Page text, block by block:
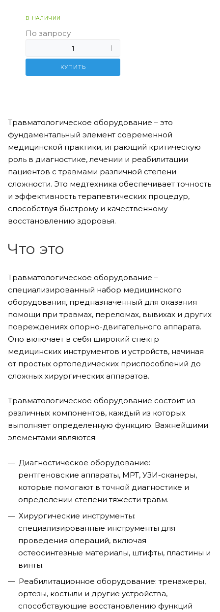
В НАЛИЧИИ
По запросу
КУПИТЬ
Травматологическое оборудование – это
фундаментальный элемент современной
медицинской практики, играющий критическую
роль в диагностике, лечении и реабилитации
пациентов с травмами различной степени
сложности. Это медтехника обеспечивает точность
и эффективность терапевтических процедур,
способствуя быстрому и качественному
восстановлению здоровья.
Что это
Травматологическое оборудование –
специализированный набор медицинского
оборудования, предназначенный для оказания
помощи при травмах, переломах, вывихах и других
повреждениях опорно-двигательного аппарата.
Оно включает в себя широкий спектр
медицинских инструментов и устройств, начиная
от простых ортопедических приспособлений до
сложных хирургических аппаратов.
Травматологическое оборудование состоит из
различных компонентов, каждый из которых
выполняет определенную функцию. Важнейшими
элементами являются:
Диагностическое оборудование:
рентгеновские аппараты, МРТ, УЗИ-сканеры,
которые помогают в точной диагностике и
определении степени тяжести травм.
Хирургические инструменты:
специализированные инструменты для
проведения операций, включая
остеосинтезные материалы, штифты, пластины и
винты.
Реабилитационное оборудование: тренажеры,
ортезы, костыли и другие устройства,
способствующие восстановлению функций